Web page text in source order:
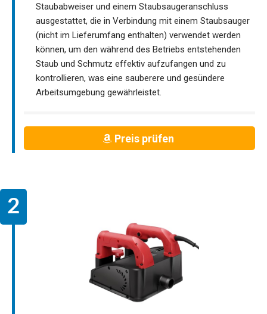
Staubabweiser und einem Staubsaugeranschluss
ausgestattet, die in Verbindung mit einem Staubsauger
(nicht im Lieferumfang enthalten) verwendet werden
können, um den während des Betriebs entstehenden
Staub und Schmutz effektiv aufzufangen und zu
kontrollieren, was eine sauberere und gesündere
Arbeitsumgebung gewährleistet.
Preis prüfen